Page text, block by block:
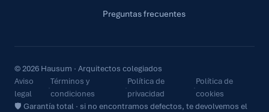
Preguntas frecuentes
© 2026 Hausum · Arquitectos colegiados
Aviso
legal
·
Términos y
condiciones
·
Política de
privacidad
·
Política de
cookies
🛡 Garantía total · si no encontramos defectos, te devolvemos el